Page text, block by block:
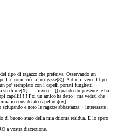
tipo di ragazzo che preferiva. Osservando un
e come ciò la intrigasse[8)]. A dire il vero il tipo
po' stempiato con i capelli portati lunghetti
su di me[X] ..... invece...[] quando un presente le ha
capelli!!!!! Poi un amico ha detto : ma vedrai che
io considerato capelluto[ov].
e noto le ragazze abbastanza + interessate .
di buono stato della mia chioma residua. E lo spero
a vostra discrezione.